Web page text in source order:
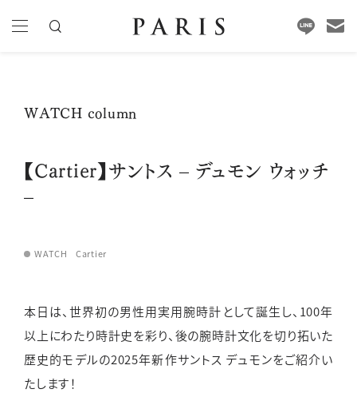
WATCH column
【Cartier】サントス – デュモン ウォッチ
–
WATCH Cartier
本日は、世界初の男性用実用腕時計として誕生し、100年
以上にわたり時計史を彩り、後の腕時計文化を切り拓いた
歴史的モデルの2025年新作サントス デュモンをご紹介い
たします！